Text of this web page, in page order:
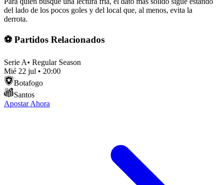
del lado de los pocos goles y del local que, al menos, evita la
derrota.
⚽ Partidos Relacionados
Serie A• Regular Season
Mié 22 jul • 20:00
Botafogo
Santos
Apostar Ahora